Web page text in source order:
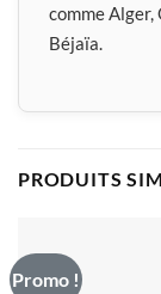
comme Alger,
Béjaïa.
PRODUITS
Promo !